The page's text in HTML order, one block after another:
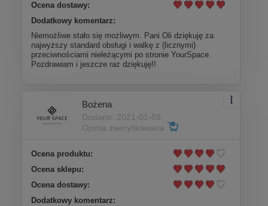
Ocena dostawy:
Dodatkowy komentarz:
Niemożliwe stało się możliwym. Pani Oli dziękuję za
najwyższy standard obsługi i walkę z (licznymi)
przeciwnościami nieleżącymi po stronie YourSpace.
Pozdrawiam i jeszcze raz dziękuję!!
Bożena
Dodano: 2021-01-09
Opinia zweryfikowana
Ocena produktu:
Ocena sklepu:
Ocena dostawy:
Dodatkowy komentarz: